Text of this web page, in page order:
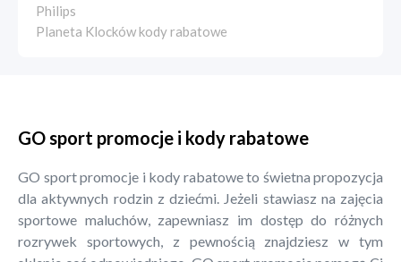
Philips
Planeta Klocków kody rabatowe
GO sport promocje i kody rabatowe
GO sport promocje i kody rabatowe to świetna propozycja
dla aktywnych rodzin z dziećmi. Jeżeli stawiasz na zajęcia
sportowe maluchów, zapewniasz im dostęp do różnych
rozrywek sportowych, z pewnością znajdziesz w tym